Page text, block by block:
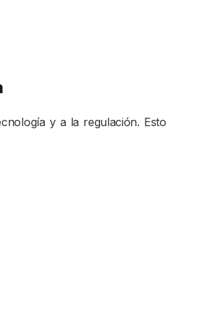
y a la regulación. Esto